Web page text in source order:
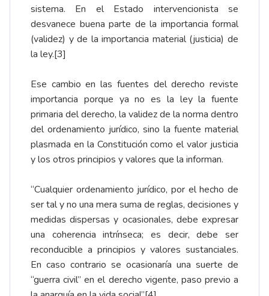
sistema. En el Estado intervencionista se
desvanece buena parte de la importancia formal
(validez) y de la importancia material (justicia) de
la ley.[3]
Ese cambio en las fuentes del derecho reviste
importancia porque ya no es la ley la fuente
primaria del derecho, la validez de la norma dentro
del ordenamiento jurídico, sino la fuente material
plasmada en la Constitución como el valor justicia
y los otros principios y valores que la informan.
“Cualquier ordenamiento jurídico, por el hecho de
ser tal y no una mera suma de reglas, decisiones y
medidas dispersas y ocasionales, debe expresar
una coherencia intrínseca; es decir, debe ser
reconducible a principios y valores sustanciales.
En caso contrario se ocasionaría una suerte de
“guerra civil” en el derecho vigente, paso previo a